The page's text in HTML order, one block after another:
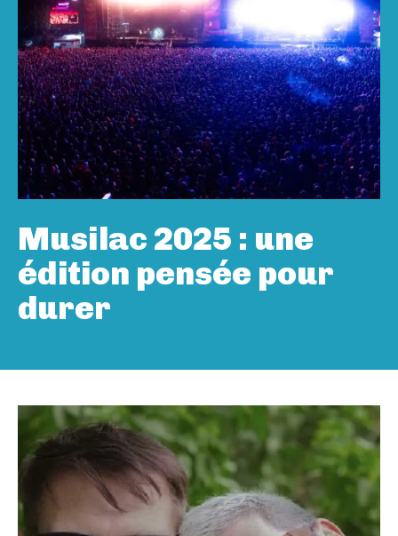
Musilac 2025 : une
édition pensée pour
durer